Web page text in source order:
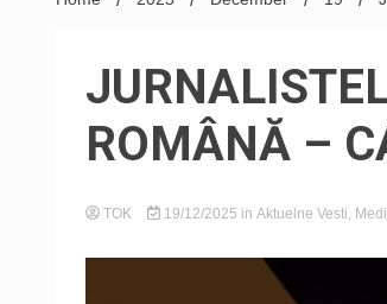
ROMÂNĂ –
TOK 19/12/2025 in Aktuelne Vesti